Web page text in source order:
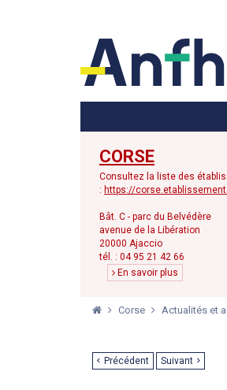
CORSE
Consultez la liste des
: https://
Bât. C - parc du Belvédère
avenue de la Libération
20000 Ajaccio
tél. : 04 95 21 42 66
En savoir plus
Corse Actualités et
Précédent Suivant